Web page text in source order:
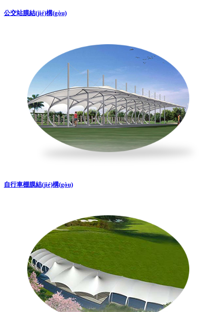
公交站膜結(jié)構(gòu)
自行車棚膜結(jié)構(gòu)